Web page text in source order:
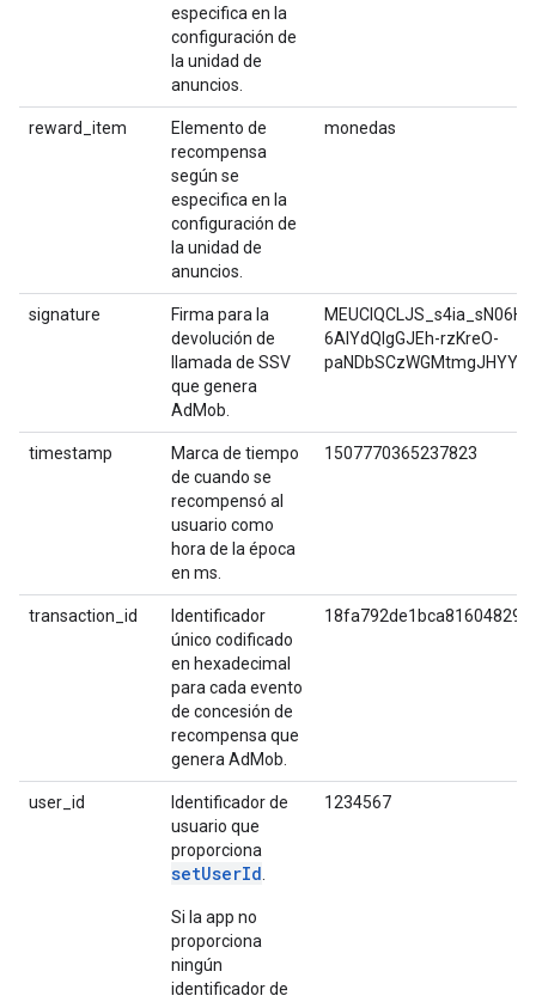
especifica en la
configuración de
la unidad de
anuncios.
reward_item
Elemento de
recompensa
según se
especifica en la
configuración de
la unidad de
anuncios.
monedas
signature
Firma para la
devolución de
llamada de SSV
que genera
AdMob.
6AIYdQIgGJEh-rzKreO-
timestamp
Marca de tiempo
de cuando se
recompensó al
usuario como
hora de la época
en ms.
1507770365237823
transaction_id
Identificador
único codificado
en hexadecimal
para cada evento
de concesión de
recompensa que
genera AdMob.
user_id
Identificador de
usuario que
proporciona
setUserId
Si la app no
proporciona
ningún
identificador de
1234567